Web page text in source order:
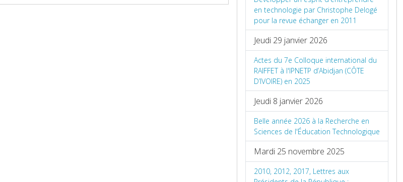
en technologie par Christophe Delogé
pour la revue échanger en 2011
Jeudi 29 janvier 2026
Actes du 7e Colloque international du
RAIFFET à l'IPNETP d’Abidjan (CÔTE
D’IVOIRE) en 2025
Jeudi 8 janvier 2026
Belle année 2026 à la Recherche en
Sciences de l'Éducation Technologique
Mardi 25 novembre 2025
2010, 2012, 2017, Lettres aux